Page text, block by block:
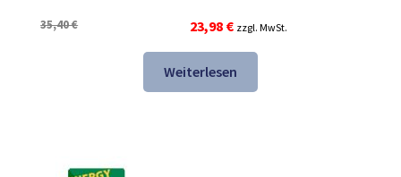
35,40€
Ursprünglicher
Preis
war:
35,40 €
23,98 €Aktueller
Preis
ist:
23,98 €.
zzgl. MwSt.
Weiterlesen